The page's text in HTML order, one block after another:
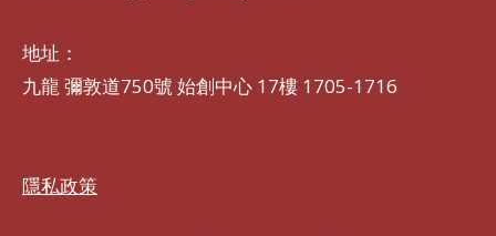
地址：
九龍 彌敦道750號 始創中心 17樓 1705-1716
隱私政策